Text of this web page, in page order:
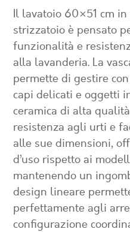
Il lavatoio 60×51 cm in
strizzatoio è pensato
funzionalità e
alla lavanderia. La
permette di gestire
capi delicati e oggetti
ceramica di alta
resistenza agli urti e
alle sue dimensioni,
d’uso rispetto ai
mantenendo un
design lineare
perfettamente agli
configurazione